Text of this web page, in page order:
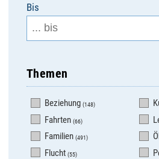
Bis
Themen
Beziehung(148)
Fahrten(66)
Familien(491)
Flucht(55)